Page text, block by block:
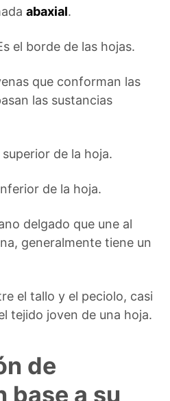
abaxial.
el borde de las hojas.
que conforman las
las sustancias
de la hoja.
de la hoja.
delgado que une al
generalmente tiene un
el tallo y el peciolo, casi
tejido joven de una hoja.
de
base a su